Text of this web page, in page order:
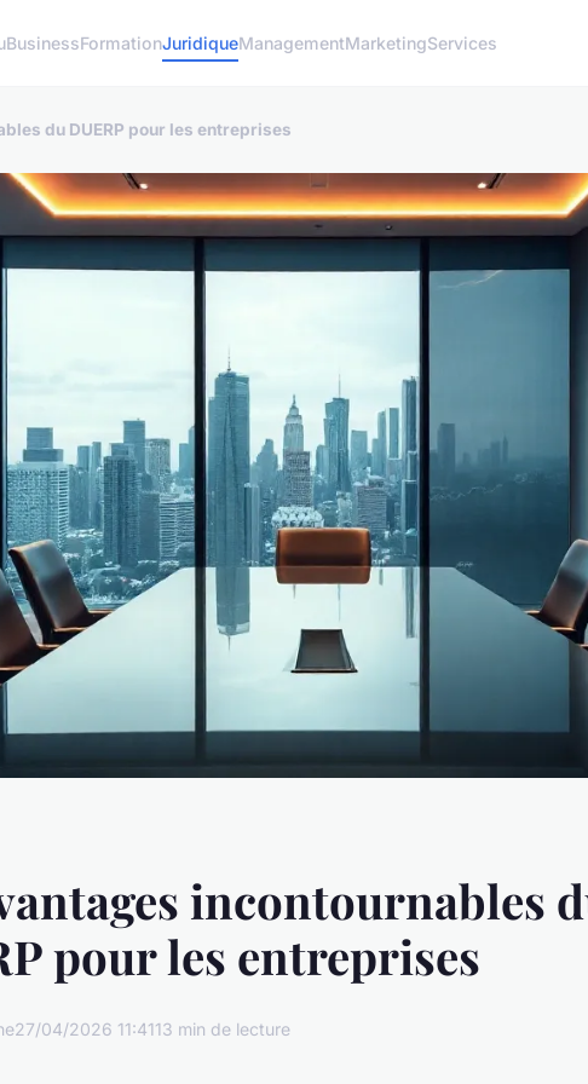
BusinessFormationJuridiqueManagementMarketingServices
du DUERP pour les entreprises
incontournables
pour les entreprises
27/04/2026 11:4113 min de lecture